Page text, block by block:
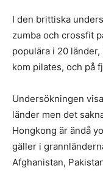
I den brittiska
zumba och crossfit
populära i 20
kom pilates, och på
Undersökningen
länder men det
Hongkong är ändå
gäller i
Afghanistan,